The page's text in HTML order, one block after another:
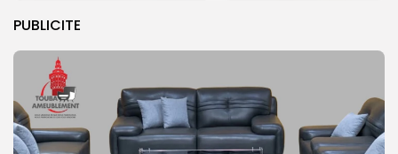
PUBLICITE